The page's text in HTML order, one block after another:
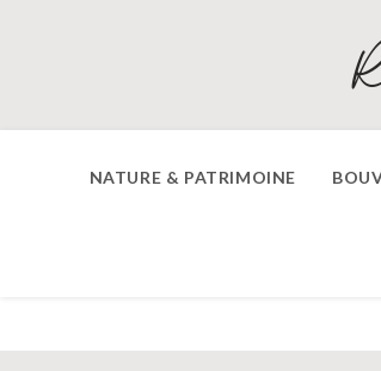
NATURE & PATRIMOINE